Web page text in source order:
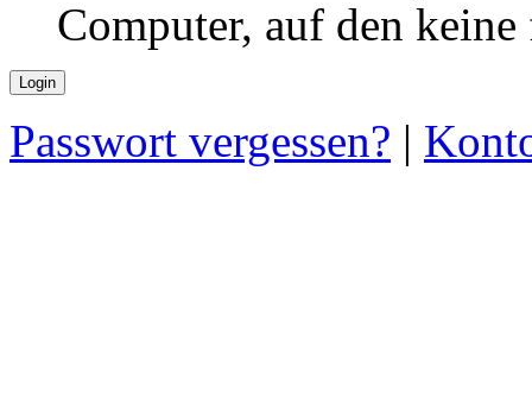
Computer, auf den
Passwort vergessen? |